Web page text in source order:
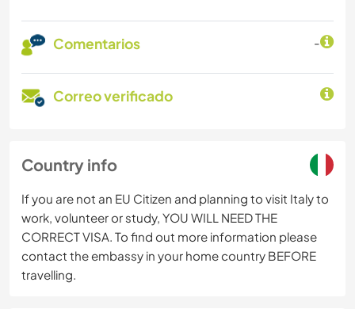
Comentarios -
Correo verificado
Country info
If you are not an EU Citizen and planning to visit Italy to
work, volunteer or study, YOU WILL NEED THE
CORRECT VISA. To find out more information please
contact the embassy in your home country BEFORE
travelling.